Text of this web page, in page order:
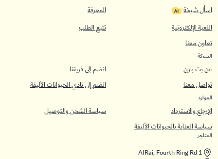
اسأل شيخة
المعرفة
اللعبة الإلكترونية
تتبع الطلب
تعاون معنا
الشركة
عن بت بارن
انضم إلى فريقنا
تواصل معنا
انضم إلى نادي الحيوانات الأليفة
الموارد
الإرجاع والاسترداد
سياسة الشحن والتوصيل
سياسة العناية بالحيوانات الأليفة
المتاجر
AIRai, Fourth Ring Rd 1